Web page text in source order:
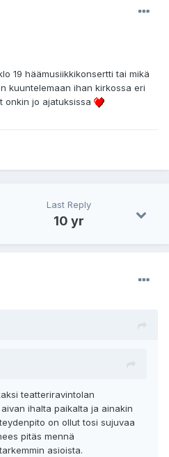
19 häämusiikkikonsertti tai mikä
kuuntelemaan ihan kirkossa eri
onkin jo ajatuksissa
Last Reply
10 yr
teatteriravintolan
ihalta paikalta ja ainakin
on ollut tosi sujuvaa
pitäs mennä
asioista.